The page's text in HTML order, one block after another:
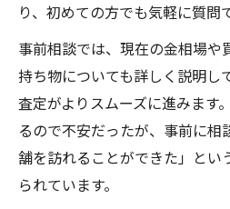
り、初めての方でも気軽に質問
事前相談では、現在の金相場や
持ち物についても詳しく説明し
査定がよりスムーズに進みます
るので不安だったが、事前に
舗を訪れることができた」とい
られています。